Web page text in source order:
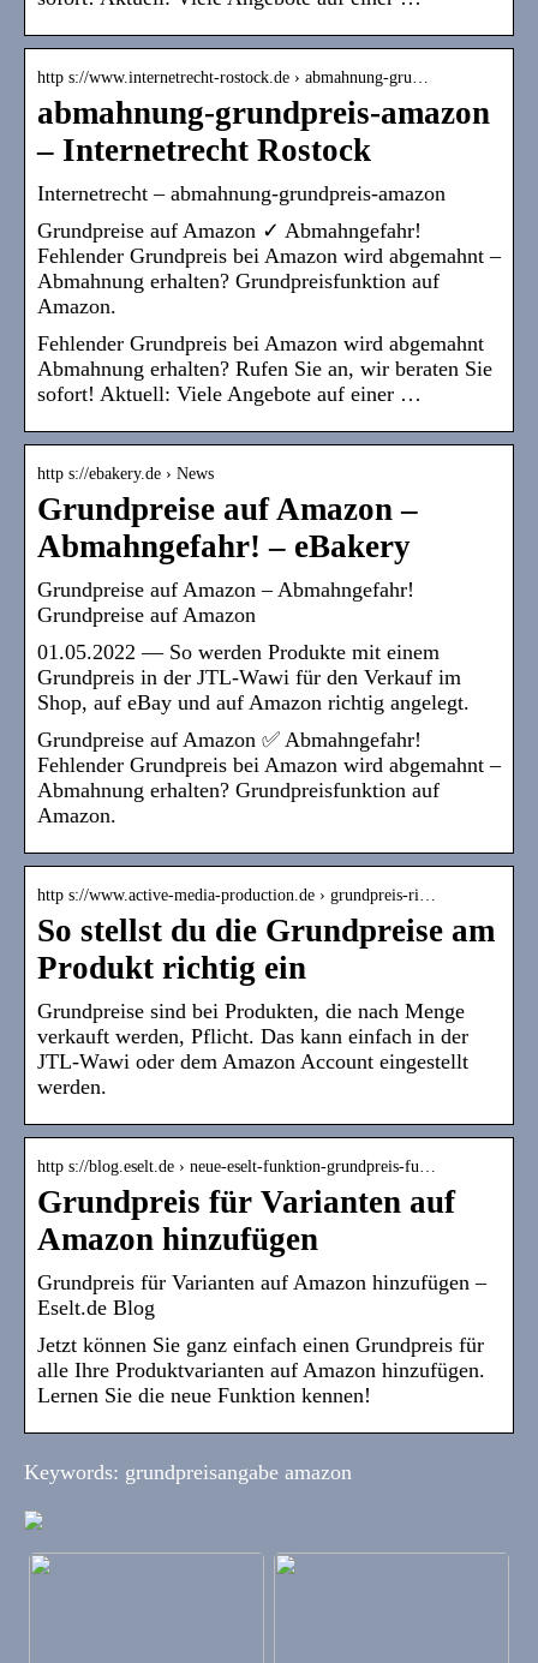
http s://www.internetrecht-rostock.de › abmahnung-gru…
abmahnung-grundpreis-amazon
– Internetrecht Rostock
Internetrecht – abmahnung-grundpreis-amazon
Grundpreise auf Amazon ✓ Abmahngefahr!
Fehlender Grundpreis bei Amazon wird abgemahnt –
Abmahnung erhalten? Grundpreisfunktion auf
Amazon.
Fehlender Grundpreis bei Amazon wird abgemahnt
Abmahnung erhalten? Rufen Sie an, wir beraten Sie
sofort! Aktuell: Viele Angebote auf einer …
http s://ebakery.de › News
Grundpreise auf Amazon –
Abmahngefahr! – eBakery
Grundpreise auf Amazon – Abmahngefahr!
Grundpreise auf Amazon
01.05.2022 — So werden Produkte mit einem
Grundpreis in der JTL-Wawi für den Verkauf im
Shop, auf eBay und auf Amazon richtig angelegt.
Grundpreise auf Amazon ✅ Abmahngefahr!
Fehlender Grundpreis bei Amazon wird abgemahnt –
Abmahnung erhalten? Grundpreisfunktion auf
Amazon.
http s://www.active-media-production.de › grundpreis-ri…
So stellst du die Grundpreise am
Produkt richtig ein
Grundpreise sind bei Produkten, die nach Menge
verkauft werden, Pflicht. Das kann einfach in der
JTL-Wawi oder dem Amazon Account eingestellt
werden.
http s://blog.eselt.de › neue-eselt-funktion-grundpreis-fu…
Grundpreis für Varianten auf
Amazon hinzufügen
Grundpreis für Varianten auf Amazon hinzufügen –
Eselt.de Blog
Jetzt können Sie ganz einfach einen Grundpreis für
alle Ihre Produktvarianten auf Amazon hinzufügen.
Lernen Sie die neue Funktion kennen!
Keywords: grundpreisangabe amazon